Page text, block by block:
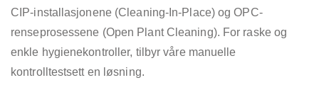
CIP-installasjonene (Cleaning-In-Place) og OPC-
renseprosessene (Open Plant Cleaning). For raske og
enkle hygienekontroller, tilbyr våre manuelle
kontrolltestsett en løsning.